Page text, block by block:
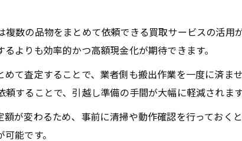
数の品物をまとめて依頼できる買取サービスの活用
よりも効率的かつ高額現金化が期待できます。
て査定することで、業者側も搬出作業を一度に済ま
することで、引越し準備の手間が大幅に軽減されます
が変わるため、事前に清掃や動作確認を行っておく
能です。